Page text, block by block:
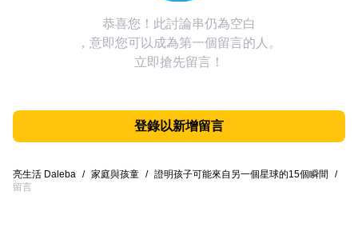
恭喜您！此討論串仍為空白
，意即您可以成為第一個留言的人。
立即搶先留言！
登錄以新增留言
亮生活 Daleba / 家庭與孩童 / 證明孩子可能來自另一個星球的15個瞬間
/
留言